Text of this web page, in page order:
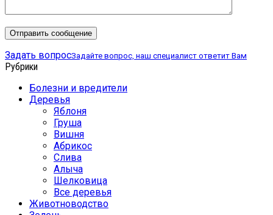
Задать вопросЗадайте вопрос, наш специалист ответит Вам
Рубрики
Болезни и вредители
Деревья
Яблоня
Груша
Вишня
Абрикос
Слива
Алыча
Шелковица
Все деревья
Животноводство